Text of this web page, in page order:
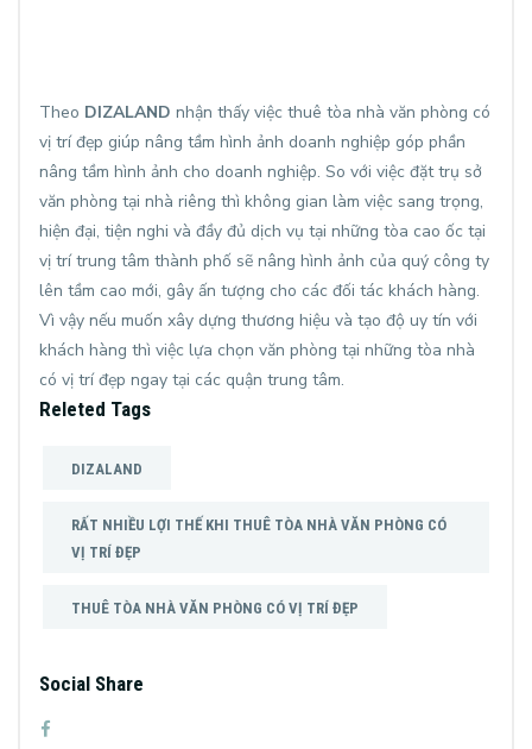
Theo DIZALAND nhận thấy việc thuê tòa nhà văn phòng có
vị trí đẹp giúp nâng tầm hình ảnh doanh nghiệp góp phần
nâng tầm hình ảnh cho doanh nghiệp. So với việc đặt trụ sở
văn phòng tại nhà riêng thì không gian làm việc sang trọng,
hiện đại, tiện nghi và đầy đủ dịch vụ tại những tòa cao ốc tại
vị trí trung tâm thành phố sẽ nâng hình ảnh của quý công ty
lên tầm cao mới, gây ấn tượng cho các đối tác khách hàng.
Vì vậy nếu muốn xây dựng thương hiệu và tạo độ uy tín với
khách hàng thì việc lựa chọn văn phòng tại những tòa nhà
có vị trí đẹp ngay tại các quận trung tâm.
Releted Tags
DIZALAND
RẤT NHIỀU LỢI THẾ KHI THUÊ TÒA NHÀ VĂN PHÒNG CÓ
VỊ TRÍ ĐẸP
THUÊ TÒA NHÀ VĂN PHÒNG CÓ VỊ TRÍ ĐẸP
Social Share